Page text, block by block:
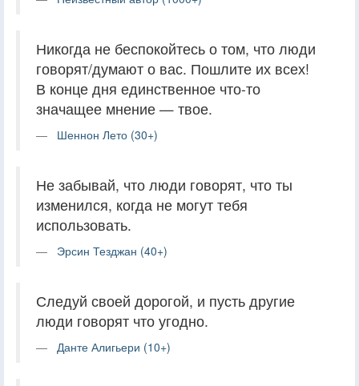
Никогда не беспокойтесь о том, что люди
говорят/думают о вас. Пошлите их всех!
В конце дня единственное что-то
значащее мнение — твое.
Шеннон Лето (30+)
Не забывай, что люди говорят, что ты
изменился, когда не могут тебя
использовать.
Эрсин Тезджан (40+)
Следуй своей дорогой, и пусть другие
люди говорят что угодно.
Данте Алигьери (10+)